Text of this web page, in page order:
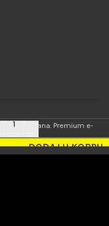
zadržana. Premium e-
.
DODAJ U KORPU